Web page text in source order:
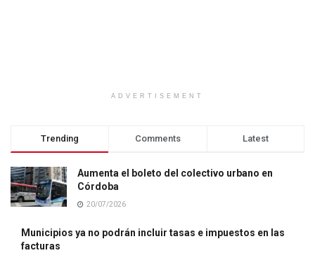
ADVERTISEMENT
Trending Comments Latest
Aumenta el boleto del colectivo urbano en
Córdoba
20/07/2026
Municipios ya no podrán incluir tasas e impuestos en las
facturas